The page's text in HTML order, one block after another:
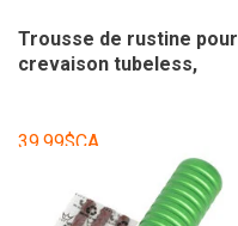
Trousse de rustine pour
crevaison tubeless,
39,99$CA